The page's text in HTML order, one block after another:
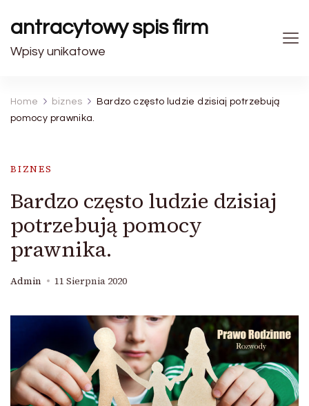
antracytowy spis firm
Wpisy unikatowe
Home biznes
Bardzo często ludzie dzisiaj potrzebują
pomocy prawnika.
BIZNES
Bardzo często ludzie dzisiaj
potrzebują pomocy
prawnika.
Admin 11 Sierpnia 2020